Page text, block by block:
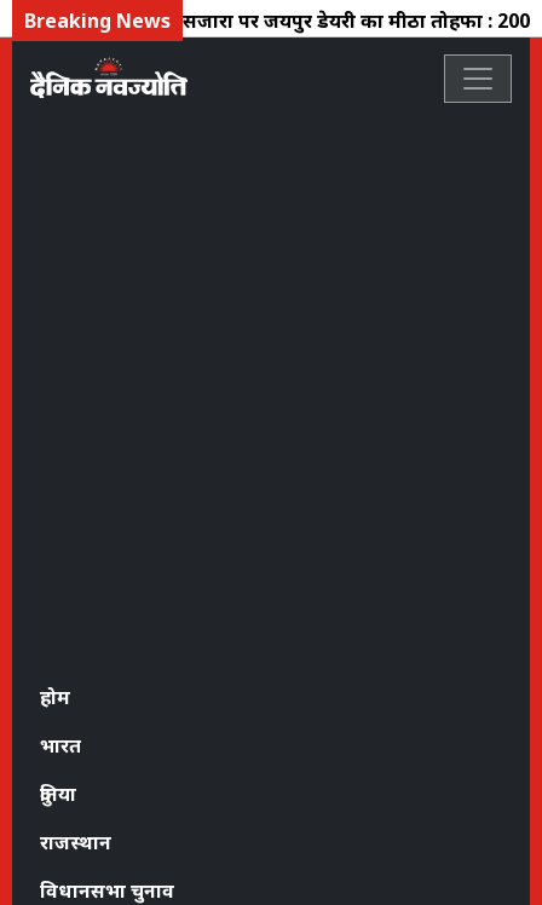
Breaking Newsतीज सिंजारा पर जयपुर डेयरी का मीठा तोहफा :
होम
भारत
दुनिया
राजस्थान
विधानसभा चुनाव